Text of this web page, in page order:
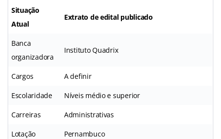
Situação
Atual
Extrato de edital publicado
Banca
organizadora
Instituto Quadrix
Cargos A definir
Escolaridade Níveis médio e superior
Carreiras Administrativas
Lotação Pernambuco